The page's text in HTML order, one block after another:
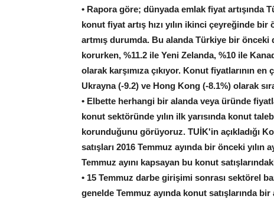
• Rapora göre; dünyada emlak fiyat
konut fiyat artış hızı yılın ikinci çeyreğinde
artmış durumda. Bu alanda Türkiye bir
korurken, %11.2 ile Yeni Zelanda, %10 ile
olarak karşımıza çıkıyor. Konut fiyatlarının
Ukrayna (-9.2) ve Hong Kong (-8.1%) olarak
• Elbette herhangi bir alanda veya üründe
konut sektöründe yılın ilk yarısında konut
korunduğunu görüyoruz. TUİK'in açıkladığı
satışları 2016 Temmuz ayında bir önceki yılın
Temmuz ayını kapsayan bu konut
• 15 Temmuz darbe girişimi sonrası sektörel
genelde Temmuz ayında konut satışlarında